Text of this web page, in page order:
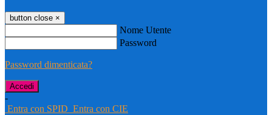
button close ×
Nome Utente
Password
Password dimenticata?
-
Entra con SPID Entra con CIE